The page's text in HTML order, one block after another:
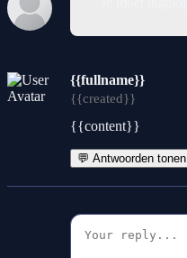
{{fullname}}
{{created}}
{{content}}
💬 Antwoorden tonen